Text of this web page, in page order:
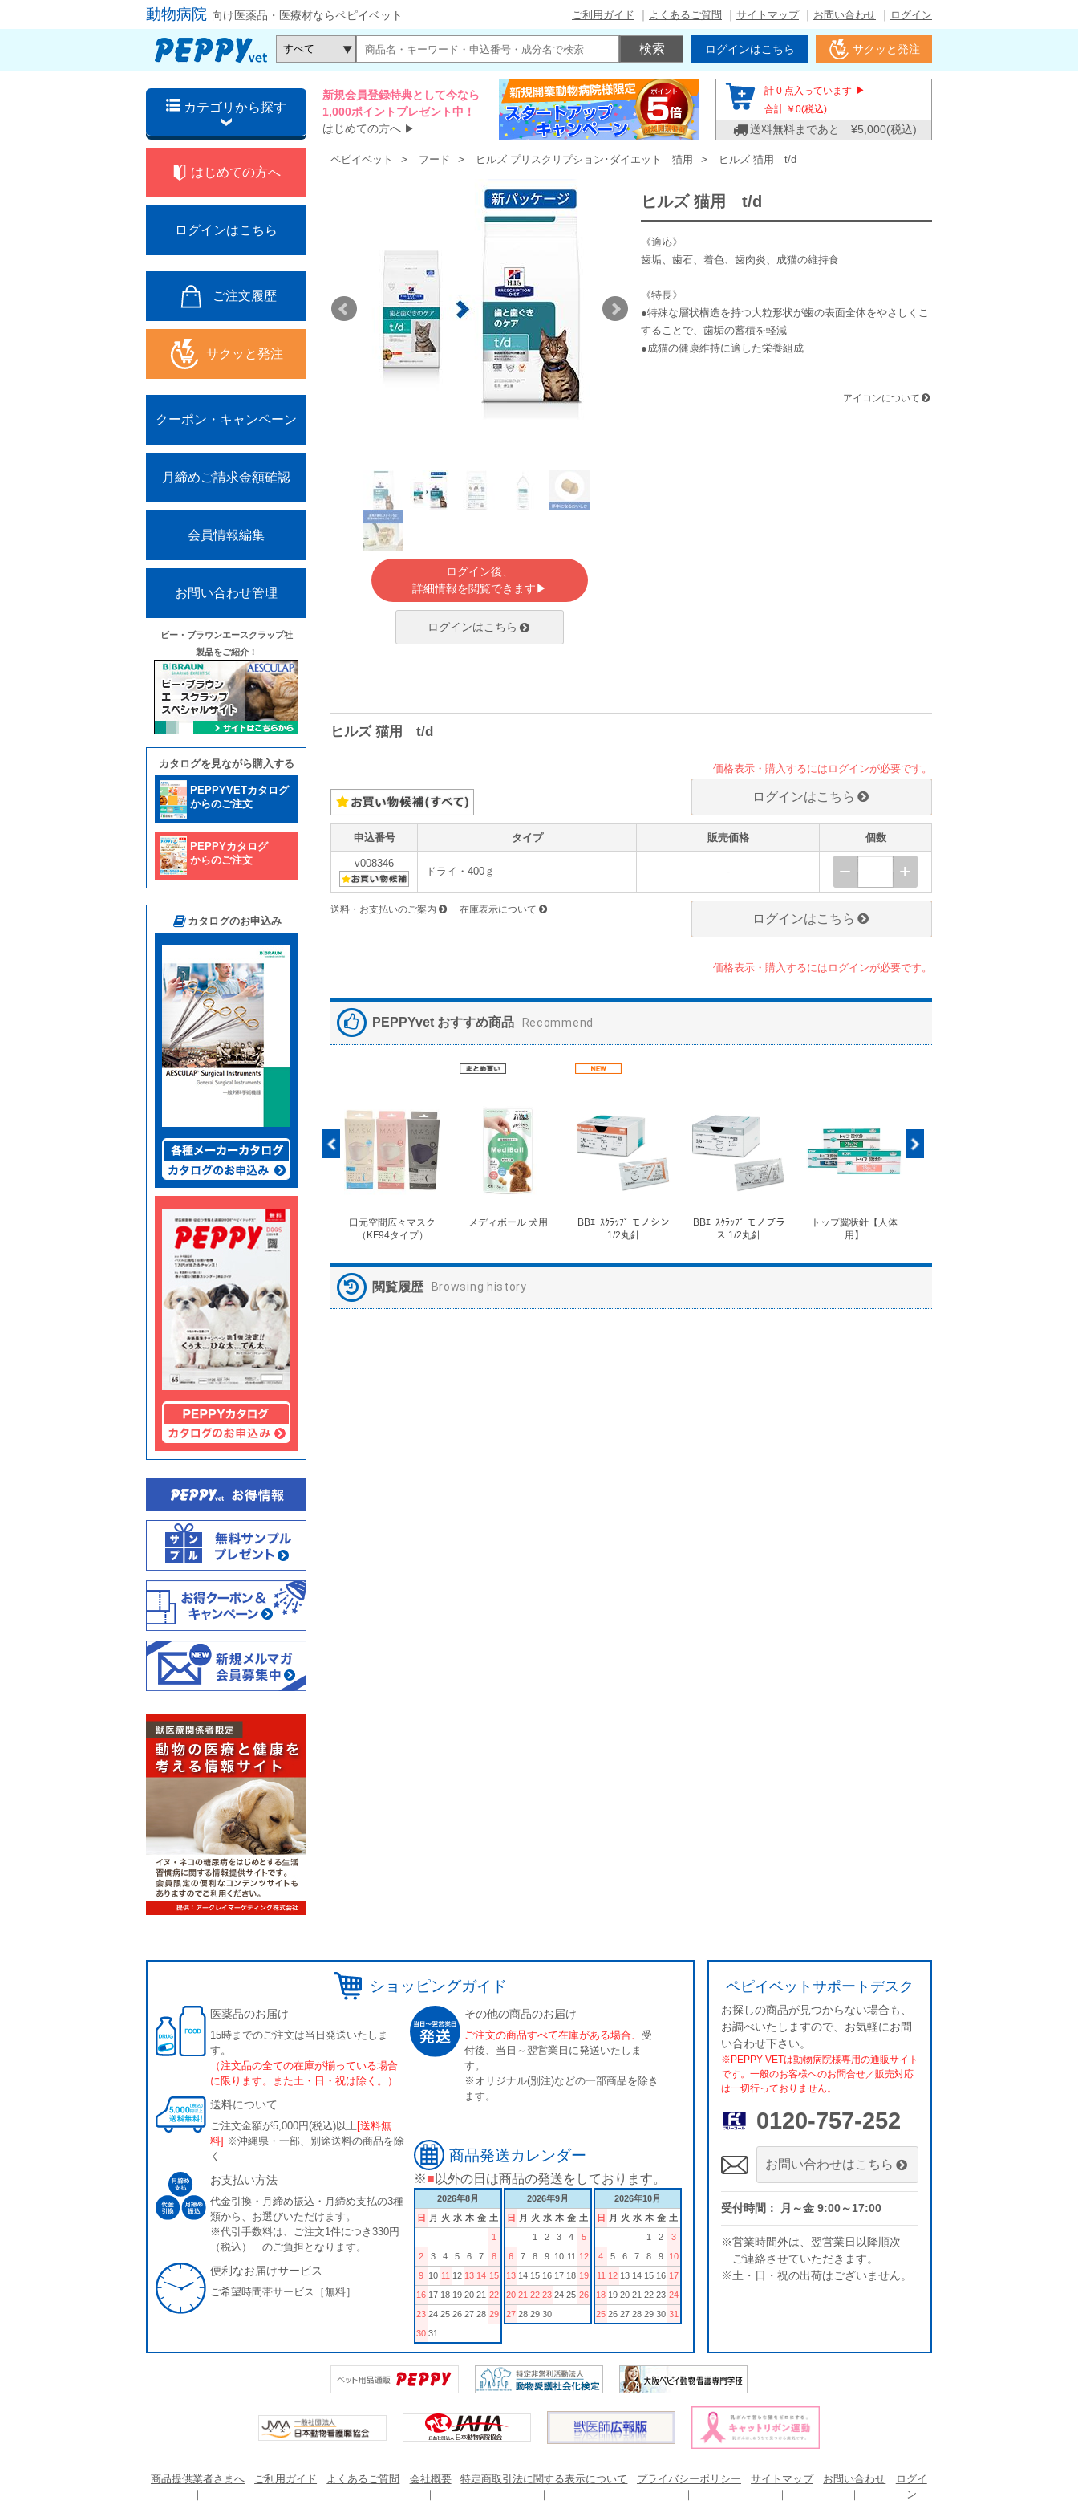
動物病院 向け医薬品・医療材ならペピイベット ご利用ガイド よくあるご質問 サイトマップ お問い合わせ ログイン
ログインはこちら サクッと発注
カテゴリから探す
新規会員登録特典として今なら
1,000ポイントプレゼント中！
はじめての方へ ▶
計 0 点入っています ▶
合計 ￥ 0(税込)
送料無料まであと ¥5,000(税込)
はじめての方へ
ログインはこちら
ご注文履歴
サクッと発注
クーポン・キャンペーン
月締めご請求金額確認
会員情報編集
お問い合わせ管理
ビー・ブラウンエースクラップ社
製品をご紹介！
カタログを見ながら購入する
PEPPYVETカタログ
からのご注文
PEPPYカタログ
からのご注文
カタログのお申込み
ペピイベット フード ヒルズ プリスクリプション･ダイエット 猫用 ヒルズ 猫用 t/d
ログイン後、
詳細情報を閲覧できます▶
ログインはこちら
ヒルズ 猫用 t/d
《適応》
歯垢、歯石、着色、歯肉炎、成猫の維持食
《特長》
●特殊な層状構造を持つ大粒形状が歯の表面全体をやさしくこ
することで、歯垢の蓄積を軽減
●成猫の健康維持に適した栄養組成
アイコンについて
ヒルズ 猫用 t/d
価格表示・購入するにはログインが必要です。
ログインはこちら
申込番号 タイプ 販売価格 個数
v008346
ドライ・400ｇ -
送料・お支払いのご案内 在庫表示について
ログインはこちら
価格表示・購入するにはログインが必要です。
PEPPYvet おすすめ商品 Recommend
◆劇)ｲｿﾌﾙﾗﾝ吸入麻酔
液｢VTRS｣ ｳﾞｨｱﾄﾘｽ...
ペピイマジカルシーツ
（中厚型ペットシー
ツ）
口元空間広々マスク
（KF94タイプ）
メディボール 犬用
BBｴｰｽｸﾗｯﾌﾟ モノシン
1/2丸針
BBｴｰｽｸﾗｯﾌﾟ モノプラ
ス 1/2丸針
トップ翼状針【人体
用】
閲覧履歴 Browsing history
ショッピングガイド
医薬品のお届け
15時までのご注文は当日発送いたしま
す。
（注文品の全ての在庫が揃っている場合
に限ります。また土・日・祝は除く。）
送料について
ご注文金額が5,000円(税込)以上 [送料無
料] ※沖縄県・一部、別途送料の商品を除
く
お支払い方法
代金引換・月締め振込・月締め支払の3種
類から、お選びいただけます。
※代引手数料は、ご注文1件につき330円
（税込） のご負担となります。
便利なお届けサービス
ご希望時間帯サービス［無料］
その他の商品のお届け
ご注文の商品すべて在庫がある場合、 受
付後、当日～翌営業日に発送いたしま
す。
※オリジナル(別注)などの一部商品を除き
ます。
商品発送カレンダー
※■以外の日は商品の発送をしております。
2026年8月
日 月 火 水 木 金 土
1
2
3 4 5 6 7
8
9 10 11 12 13 14 15
16 17 18 19 20 21 22
23 24 25 26 27 28 29
30 31
2026年9月
日 月 火 水 木 金 土
1
2 3 4
5
6
7 8 9 10 11 12
13 14 15 16 17 18 19
20 21 22 23 24 25 26
27 28 29 30
2026年10月
日 月 火 水 木 金 土
1
2
3
4
5 6 7 8 9
10
11 12 13 14 15 16 17
18 19 20 21 22 23 24
25 26 27 28 29 30 31
ペピイベットサポートデスク
お探しの商品が見つからない場合も、
お調べいたしますので、お気軽にお問
い合わせ下さい。
※PEPPY VETは動物病院様専用の通販サイト
です。一般のお客様へのお問合せ／販売対応
は一切行っておりません。
0120-757-252
お問い合わせはこちら
受付時間： 月～金 9:00～17:00
※営業時間外は、翌営業日以降順次
ご連絡させていただきます。
※土・日・祝の出荷はございません。
商品提供業者さまへ ご利用ガイド よくあるご質問 会社概要 特定商取引法に関する表示について プライバシーポリシー サイトマップ お問い合わせ
ログイ
ン